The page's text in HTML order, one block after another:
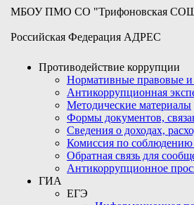
МБОУ ПМО СО "Трифоновская
Российская Федерация АДРЕС
Противодействие коррупции
Нормативные правовые
Антикоррупционная
Методические материалы
Формы документов,
Сведения о доходах,
Комиссия по соблюдению
Обратная связь для
Антикоррупционное
ГИА
ЕГЭ